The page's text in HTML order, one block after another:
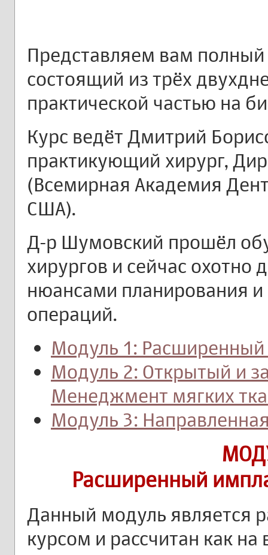
Представляем вам
состоящий из трёх
практической частью на
Курс ведёт Дмитрий
практикующий хирург,
(Всемирная Академия
США).
Д-р Шумовский прошёл
хирургов и сейчас охотно
нюансами планирования
операций.
Модуль 1: Расширенный
Модуль 2: Открытый и
Менеджмент мягких
Модуль 3:
Расширенный
Данный модуль является
курсом и рассчитан как